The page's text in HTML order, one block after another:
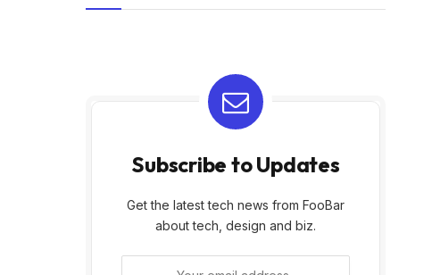
Subscribe to Updates
Get the latest tech news from FooBar
about tech, design and biz.